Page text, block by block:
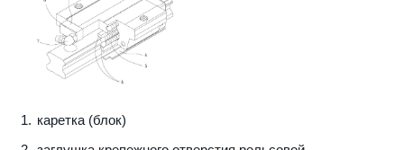
каретка (блок)